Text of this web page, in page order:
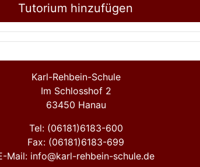
Tutorium hinzufügen
Karl-Rehbein-Schule
Im Schlosshof 2
63450 Hanau
Tel: (06181)6183-600
Fax: (06181)6183-699
Mail: info@karl-rehbein-schule.de